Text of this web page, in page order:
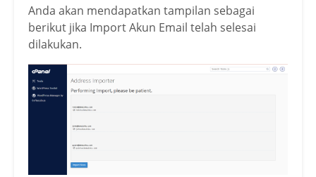
Anda akan mendapatkan tampilan sebagai
berikut jika Import Akun Email telah selesai
dilakukan.